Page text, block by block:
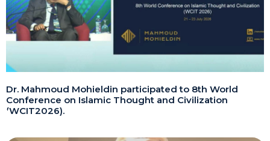
Dr. Mahmoud Mohieldin participated to 8th World
Conference on Islamic Thought and Civilization
(WCIT2026).